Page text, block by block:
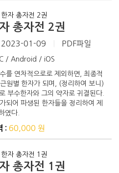
총자전 2권
2023-01-09 PDF파일
/ Android / iOS
를 연차적으로로 제외하면, 최종적
원별 한자가 되며, (정리하여 보니)
부수한자와 그의 약자로 귀결된다.
되어 파생된 한자들을 정리하여 제
였다.
: 60,000 원
총자전 1권